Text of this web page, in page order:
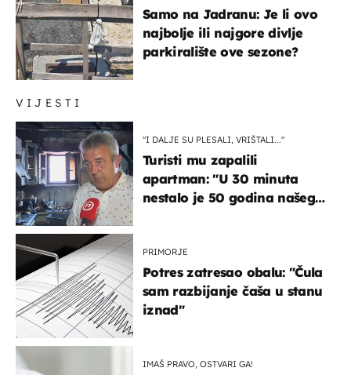
VIJESTI
"I DALJE SU PLESALI, VRIŠTALI..."
Turisti mu zapalili
apartman: "U 30 minuta
nestalo je 50 godina našeg
PRIMORJE
Potres zatresao obalu: "Čula
sam razbijanje čaša u stanu
iznad"
IMAŠ PRAVO, OSTVARI GA!
Samo na Jadranu: Je li ovo
najbolje ili najgore divlje
parkiralište ove sezone?